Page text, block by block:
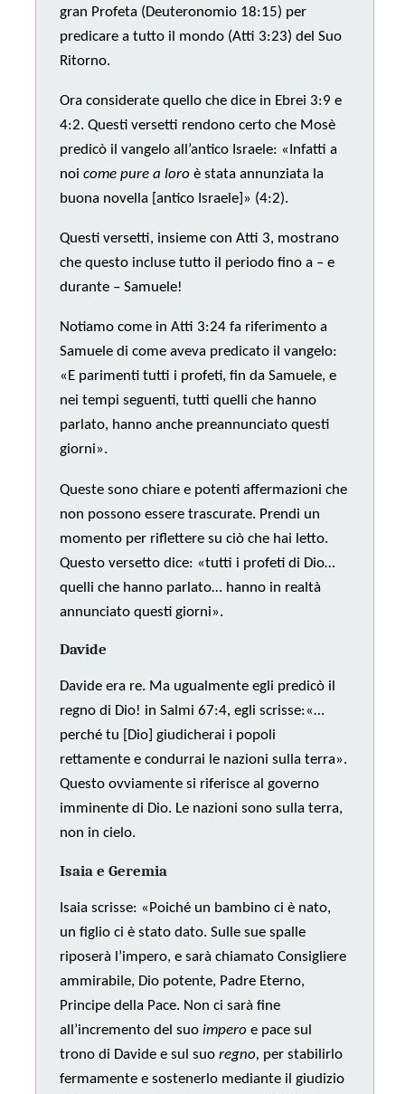
gran Profeta (Deuteronomio 18:15) per
predicare a tutto il mondo (Atti 3:23) del Suo
Ritorno.
Ora considerate quello che dice in Ebrei 3:9 e
4:2. Questi versetti rendono certo che Mosè
predicò il vangelo all’antico Israele: «Infatti a
noicome pure a loro è stata annunziata la
buona novella [antico Israele]» (4:2).
Questi versetti, insieme con Atti 3, mostrano
che questo incluse tutto il periodo fino a – e
durante – Samuele!
Notiamo come in Atti 3:24 fa riferimento a
Samuele di come aveva predicato il vangelo:
«E parimenti tutti i profeti, fin da Samuele, e
nei tempi seguenti, tutti quelli che hanno
parlato, hanno anche preannunciato questi
giorni».
Queste sono chiare e potenti affermazioni che
non possono essere trascurate. Prendi un
momento per riflettere su ciò che hai letto.
Questo versetto dice: «tutti i profeti di Dio…
quelli che hanno parlato… hanno in realtà
annunciato questi giorni».
Davide
Davide era re. Ma ugualmente egli predicò il
regno di Dio! in Salmi 67:4, egli scrisse:«…
perché tu [Dio] giudicherai i popoli
rettamente e condurrai le nazioni sulla terra».
Questo ovviamente si riferisce al governo
imminente di Dio. Le nazioni sono sulla terra,
non in cielo.
Isaia e Geremia
Isaia scrisse: «Poiché un bambino ci è nato,
un figlio ci è stato dato. Sulle sue spalle
riposerà l’impero, e sarà chiamato Consigliere
ammirabile, Dio potente, Padre Eterno,
Principe della Pace. Non ci sarà fine
all’incremento del suoimpero e pace sul
trono di Davide e sul suoregno, per stabilirlo
fermamente e sostenerlo mediante il giudizio